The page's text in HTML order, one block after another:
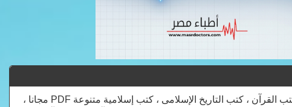
المكتبة الاسلامية ، كتب إسلامية ، الدين الإسلامى ، كتب الفقه ، كتب الحديث ، كتب القرآن ، كتب التاريخ الإسلامى ، كتب إسلامية متنوعة PDF مجانا ،